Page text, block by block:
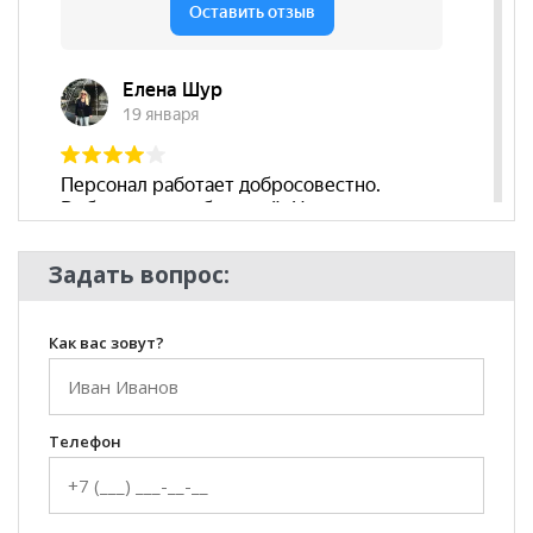
Лофт, Хай-Тек, Современный
Задать вопрос:
Как вас зовут?
Телефон